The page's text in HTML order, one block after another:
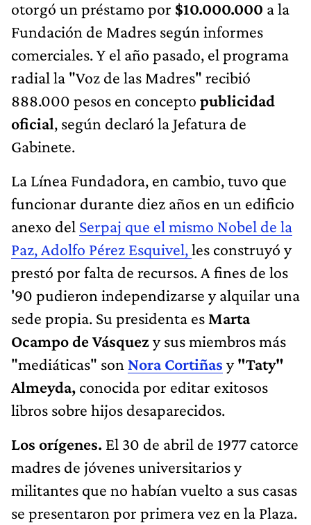
otorgó un préstamo por $10.000.000 a la
Fundación de Madres según informes
comerciales. Y el año pasado, el programa
radial la "Voz de las Madres" recibió
888.000 pesos en concepto publicidad
oficial, según declaró la Jefatura de
Gabinete.
La Línea Fundadora, en cambio, tuvo que
funcionar durante diez años en un edificio
anexo del Serpaj que el mismo Nobel de la
Paz, Adolfo Pérez Esquivel,les construyó y
prestó por falta de recursos. A fines de los
'90 pudieron independizarse y alquilar una
sede propia. Su presidenta es Marta
Ocampo de Vásquezy sus miembros más
"mediáticas" son Nora Cortiñas y"Taty"
Almeyda, conocida por editar exitosos
libros sobre hijos desaparecidos.
Los orígenes. El 30 de abril de 1977 catorce
madres de jóvenes universitarios y
militantes que no habían vuelto a sus casas
se presentaron por primera vez en la Plaza.